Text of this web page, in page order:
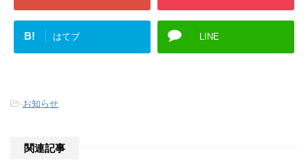
B! はてブ LINE
-お知らせ
関連記事